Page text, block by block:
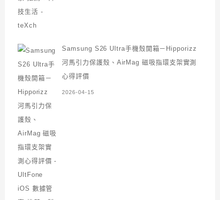
Samsung S26 Ultra手機殼開箱－Hipporizz
河馬引力保護殼、AirMag 磁吸指環支架實測
心得評價
2026-04-15